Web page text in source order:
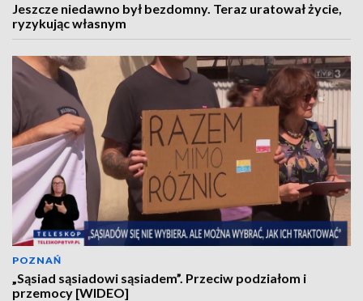
Jeszcze niedawno był bezdomny. Teraz uratował życie,
ryzykując własnym
POZNAŃ
„Sąsiad sąsiadowi sąsiadem”. Przeciw podziałom i
przemocy [WIDEO]